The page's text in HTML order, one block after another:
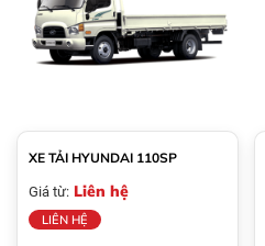
XE TẢI HYUNDAI 110SP
Giá từ: Liên hệ
LIÊN HỆ